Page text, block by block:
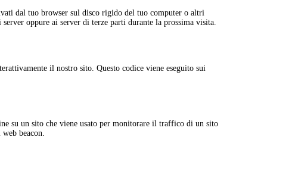
dal tuo browser sul disco rigido del tuo computer o altri
oppure ai server di terze parti durante la prossima visita.
il nostro sito. Questo codice viene eseguito sui
su un sito che viene usato per monitorare il traffico di un sito
beacon.